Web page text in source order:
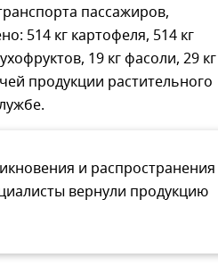
пассажиров,
514 кг картофеля, 514 кг
19 кг фасоли, 29 кг
продукции растительного
и распространения
вернули продукцию